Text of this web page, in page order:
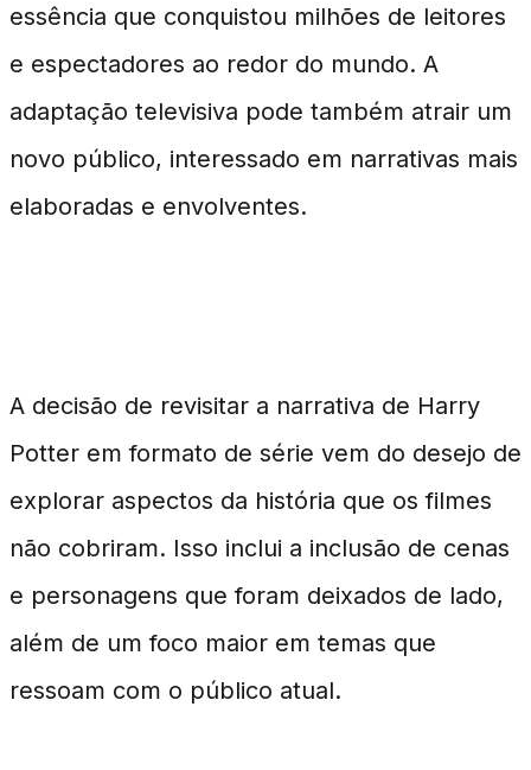
essência que conquistou milhões de leitores
e espectadores ao redor do mundo. A
adaptação televisiva pode também atrair um
novo público, interessado em narrativas mais
elaboradas e envolventes.
A decisão de revisitar a narrativa de Harry
Potter em formato de série vem do desejo de
explorar aspectos da história que os filmes
não cobriram. Isso inclui a inclusão de cenas
e personagens que foram deixados de lado,
além de um foco maior em temas que
ressoam com o público atual.